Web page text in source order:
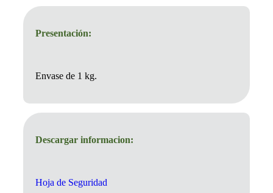
Presentación:
Envase de 1 kg.
Descargar informacion:
Hoja de Seguridad